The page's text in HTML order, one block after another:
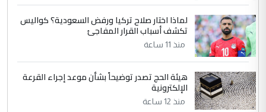
5 عبد الأمير جاسم هليل
التعليق : نحن اباء الطلاب الأوائل على العراق
نتشرف بلقاء السيد احمد الصافي في العتبات
الموضوع :
مكتب السيد احمد الصافي : لا يوجود
لدينا اي حساب على الفيس بوك وتويتر
لماذا اختار صلاح تركيا ورفض السعودية؟ كواليس
تكشف أسباب القرار المفاجئ
منذ 11 ساعة
هيئة الحج تصدر توضيحاً بشأن موعد إجراء القرعة
الإلكترونية
منذ 12 ساعة